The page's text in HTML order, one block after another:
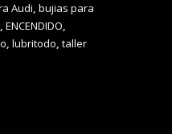
Audi, bujias para
, ENCENDIDO,
, lubritodo, taller